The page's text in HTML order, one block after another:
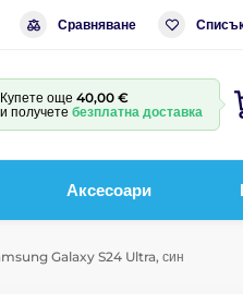
Сравняване
Купете още 40,00 €
и получете безплатна доставка
Аксесоари
Galaxy S24 Ultra, син